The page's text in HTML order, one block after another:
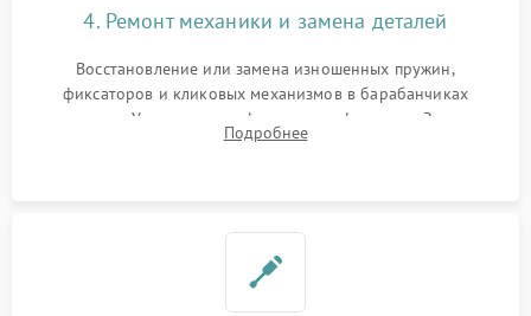
4. Ремонт механики и замена деталей
Восстановление или замена изношенных пружин,
фиксаторов и кликовых механизмов в барабанчиках
поправок. Устранение люфтов в трансфокаторе. Замена
поврежденных линз, разбитой сетки или восстановление
Подробнее